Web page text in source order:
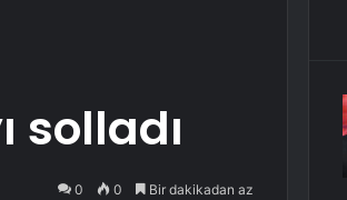
solladı
0 0 Bir dakikadan az